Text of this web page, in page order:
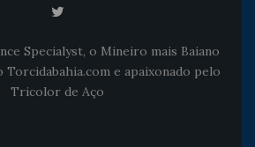
Specialyst, o Mineiro mais Baiano
Torcidabahia.com e apaixonado pelo
Tricolor de Aço